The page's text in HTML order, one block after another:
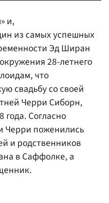
и,
из самых успешных
Эд Ширан
28-летнего
что
свадьбу со своей
Черри Сиборн,
года. Согласно
поженились
и родственников
в Саффолке, а